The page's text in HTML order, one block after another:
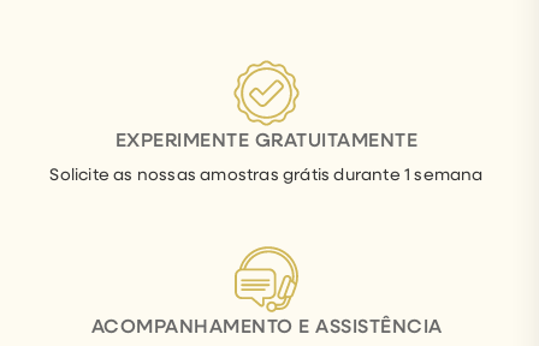
EXPERIMENTE GRATUITAMENTE
Solicite as nossas amostras grátis durante 1 semana
ACOMPANHAMENTO E ASSISTÊNCIA